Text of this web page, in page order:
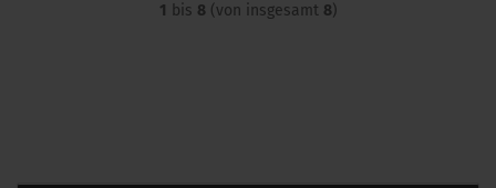
1 bis 8 (von insgesamt 8)